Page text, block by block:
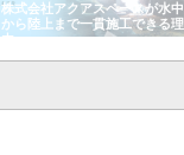
株式会社アクアスペースが水中
から陸上まで一貫施工できる理
由